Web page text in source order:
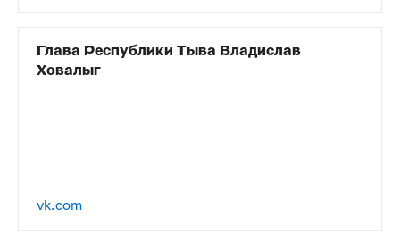
Глава Республики Тыва Владислав
Ховалыг
vk.com